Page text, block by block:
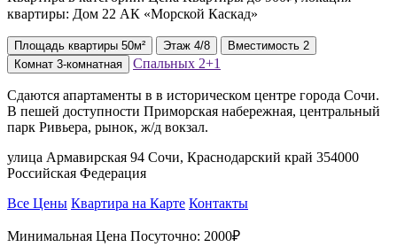
квартиры: Дом 22 АК «Морской Каскад»
Площадь квартиры 50м² Этаж 4/8 Вместимость 2
Комнат 3-комнатная Спальных 2+1
Сдаются апартаменты в в историческом центре города Сочи.
В пешей доступности Приморская набережная, центральный
парк Ривьера, рынок, ж/д вокзал.
улица Армавирская 94 Сочи, Краснодарский край 354000
Российская Федерация
Все Цены Квартира на Карте Контакты
Минимальная Цена Посуточно: 2000₽